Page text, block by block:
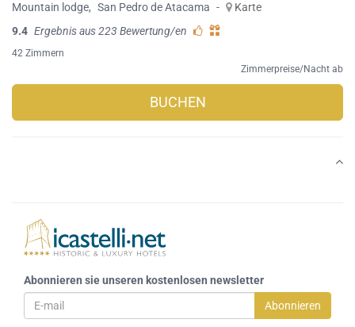
Mountain lodge, San Pedro de Atacama -
Karte
9.4 Ergebnis aus 223 Bewertung/en
42 Zimmern
Zimmerpreise/Nacht ab
BUCHEN
Abonnieren sie unseren kostenlosen newsletter
Abonnieren